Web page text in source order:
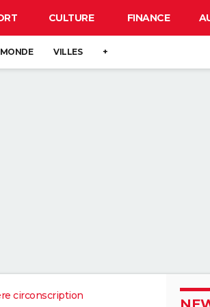
CULTURE FINANCE
MONDE VILLES +
circonscription